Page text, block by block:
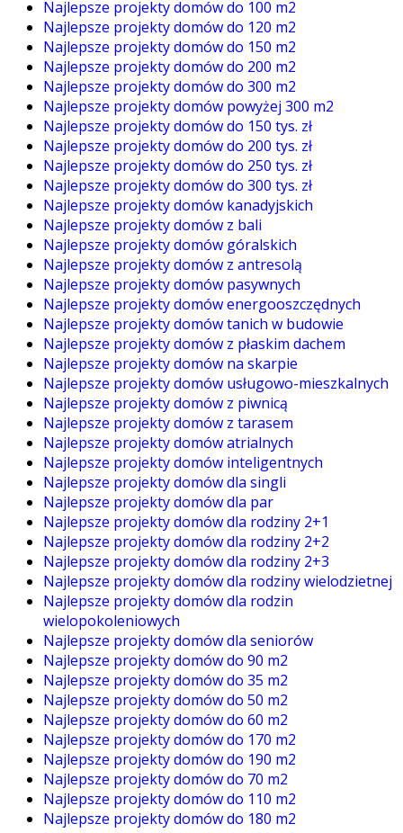
Najlepsze projekty domów do 100 m2
Najlepsze projekty domów do 120 m2
Najlepsze projekty domów do 150 m2
Najlepsze projekty domów do 200 m2
Najlepsze projekty domów do 300 m2
Najlepsze projekty domów powyżej 300 m2
Najlepsze projekty domów do 150 tys. zł
Najlepsze projekty domów do 200 tys. zł
Najlepsze projekty domów do 250 tys. zł
Najlepsze projekty domów do 300 tys. zł
Najlepsze projekty domów kanadyjskich
Najlepsze projekty domów z bali
Najlepsze projekty domów góralskich
Najlepsze projekty domów z antresolą
Najlepsze projekty domów pasywnych
Najlepsze projekty domów energooszczędnych
Najlepsze projekty domów tanich w budowie
Najlepsze projekty domów z płaskim dachem
Najlepsze projekty domów na skarpie
Najlepsze projekty domów usługowo-mieszkalnych
Najlepsze projekty domów z piwnicą
Najlepsze projekty domów z tarasem
Najlepsze projekty domów atrialnych
Najlepsze projekty domów inteligentnych
Najlepsze projekty domów dla singli
Najlepsze projekty domów dla par
Najlepsze projekty domów dla rodziny 2+1
Najlepsze projekty domów dla rodziny 2+2
Najlepsze projekty domów dla rodziny 2+3
Najlepsze projekty domów dla rodziny wielodzietnej
Najlepsze projekty domów dla rodzin
wielopokoleniowych
Najlepsze projekty domów dla seniorów
Najlepsze projekty domów do 90 m2
Najlepsze projekty domów do 35 m2
Najlepsze projekty domów do 50 m2
Najlepsze projekty domów do 60 m2
Najlepsze projekty domów do 170 m2
Najlepsze projekty domów do 190 m2
Najlepsze projekty domów do 70 m2
Najlepsze projekty domów do 110 m2
Najlepsze projekty domów do 180 m2